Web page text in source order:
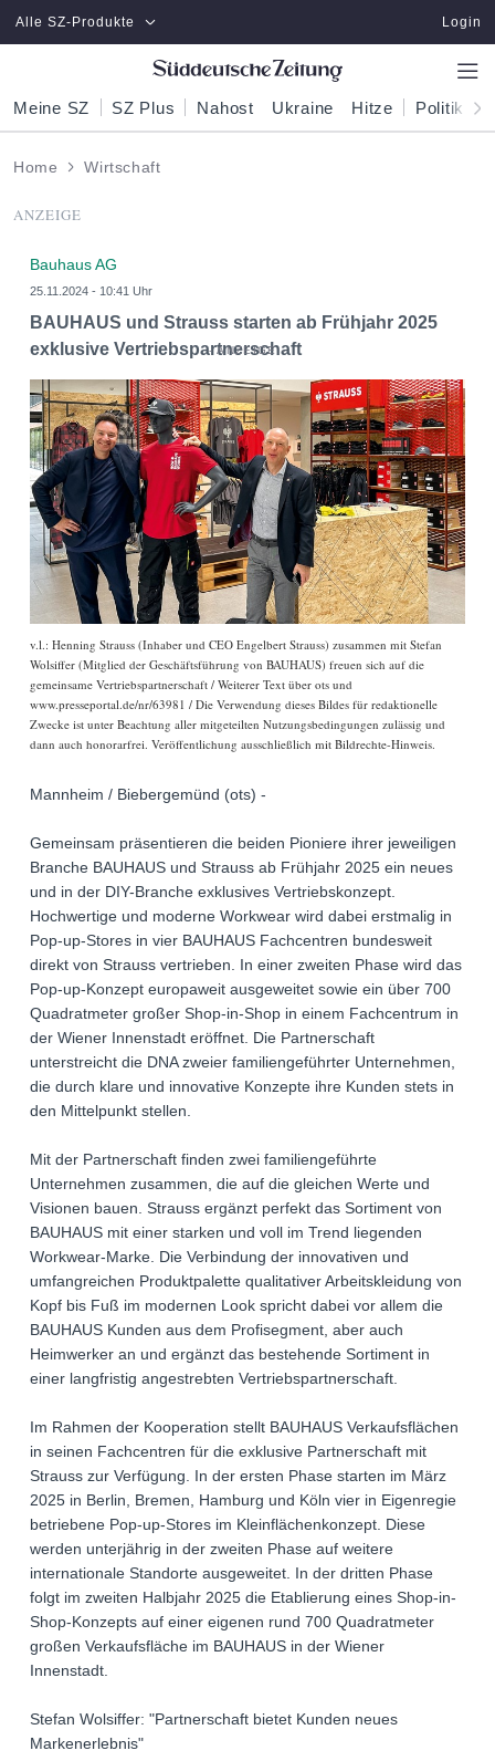
Zum Hauptinhalt springen
Alle SZ-Produkte Login
Meine SZ SZ Plus Nahost Ukraine Hitze Politik
Home Wirtschaft
ANZEIGE
Bauhaus AG
25.11.2024 - 10:41 Uhr
BAUHAUS und Strauss starten ab Frühjahr 2025
exklusive Vertriebspartnerschaft
v.l.: Henning Strauss (Inhaber und CEO Engelbert Strauss) zusammen mit Stefan
Wolsiffer (Mitglied der Geschäftsführung von BAUHAUS) freuen sich auf die
gemeinsame Vertriebspartnerschaft / Weiterer Text über ots und
www.presseportal.de/nr/63981 / Die Verwendung dieses Bildes für redaktionelle
Zwecke ist unter Beachtung aller mitgeteilten Nutzungsbedingungen zulässig und
dann auch honorarfrei. Veröffentlichung ausschließlich mit Bildrechte-Hinweis.
Mannheim / Biebergemünd (ots) -
Gemeinsam präsentieren die beiden Pioniere ihrer jeweiligen
Branche BAUHAUS und Strauss ab Frühjahr 2025 ein neues
und in der DIY-Branche exklusives Vertriebskonzept.
Hochwertige und moderne Workwear wird dabei erstmalig in
Pop-up-Stores in vier BAUHAUS Fachcentren bundesweit
direkt von Strauss vertrieben. In einer zweiten Phase wird das
Pop-up-Konzept europaweit ausgeweitet sowie ein über 700
Quadratmeter großer Shop-in-Shop in einem Fachcentrum in
der Wiener Innenstadt eröffnet. Die Partnerschaft
unterstreicht die DNA zweier familiengeführter Unternehmen,
die durch klare und innovative Konzepte ihre Kunden stets in
den Mittelpunkt stellen.
Mit der Partnerschaft finden zwei familiengeführte
Unternehmen zusammen, die auf die gleichen Werte und
Visionen bauen. Strauss ergänzt perfekt das Sortiment von
BAUHAUS mit einer starken und voll im Trend liegenden
Workwear-Marke. Die Verbindung der innovativen und
umfangreichen Produktpalette qualitativer Arbeitskleidung von
Kopf bis Fuß im modernen Look spricht dabei vor allem die
BAUHAUS Kunden aus dem Profisegment, aber auch
Heimwerker an und ergänzt das bestehende Sortiment in
einer langfristig angestrebten Vertriebspartnerschaft.
Im Rahmen der Kooperation stellt BAUHAUS Verkaufsflächen
in seinen Fachcentren für die exklusive Partnerschaft mit
Strauss zur Verfügung. In der ersten Phase starten im März
2025 in Berlin, Bremen, Hamburg und Köln vier in Eigenregie
betriebene Pop-up-Stores im Kleinflächenkonzept. Diese
werden unterjährig in der zweiten Phase auf weitere
internationale Standorte ausgeweitet. In der dritten Phase
folgt im zweiten Halbjahr 2025 die Etablierung eines Shop-in-
Shop-Konzepts auf einer eigenen rund 700 Quadratmeter
großen Verkaufsfläche im BAUHAUS in der Wiener
Innenstadt.
Stefan Wolsiffer: "Partnerschaft bietet Kunden neues
Markenerlebnis"